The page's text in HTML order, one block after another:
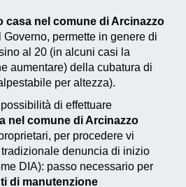
casa nel comune di Arcinazzo
Governo, permette in genere di
al 20 (in alcuni casi la
aumentare) della cubatura di
per altezza).
di effettuare
nel comune di Arcinazzo
per procedere vi
denuncia di inizio
DIA): passo necessario per
di manutenzione